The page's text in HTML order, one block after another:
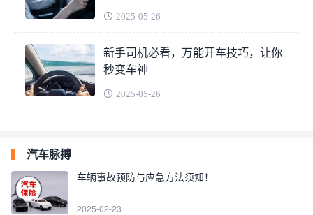
2025-05-26
新手司机必看，万能开车技巧，让你
秒变车神
2025-05-26
汽车脉搏
车辆事故预防与应急方法须知！
2025-02-23